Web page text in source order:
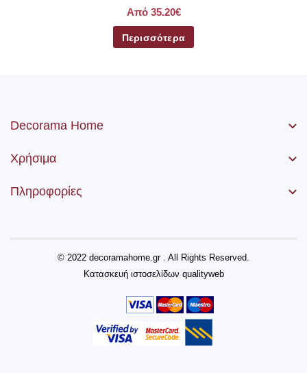
Από 35.20€
Περισσότερα
Decorama Home
Χρήσιμα
Πληροφορίες
© 2022 decoramahome.gr . All Rights Reserved.
Κατασκευή ιστοσελίδων qualityweb